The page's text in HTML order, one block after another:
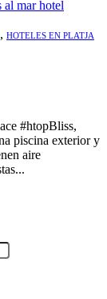
, HOTELES EN PLATJA
#htopBliss,
piscina exterior y
aire